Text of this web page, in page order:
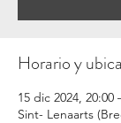
Horario y
15 dic 2024, 20:00
Sint- Lenaarts